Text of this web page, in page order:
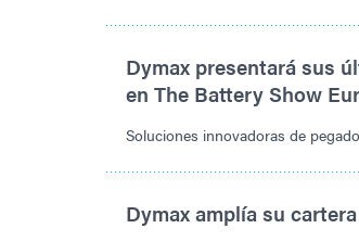
Dymax presentará sus
en The Battery Show
Soluciones innovadoras de
Dymax amplía su